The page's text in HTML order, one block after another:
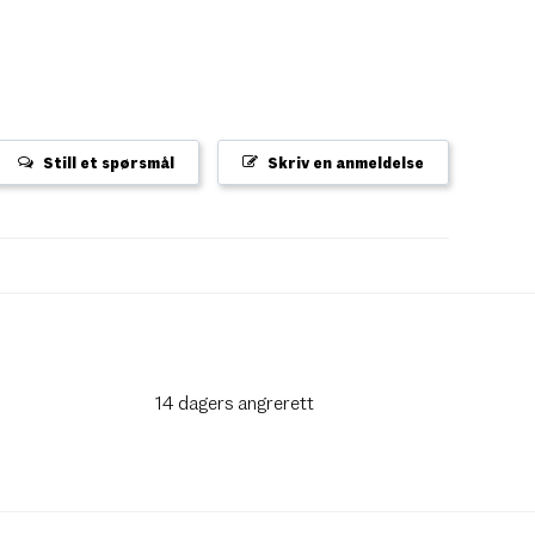
Skriv en anmeldelse
Still et spørsmål
14 dagers angrerett